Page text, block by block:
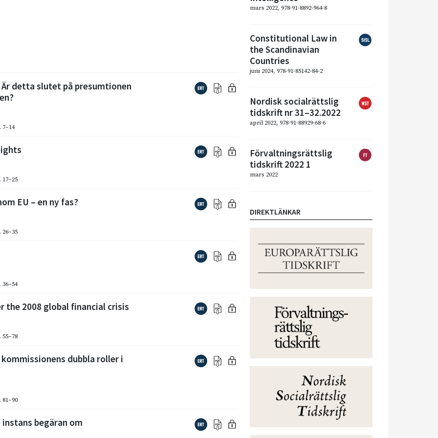
detta slutet på presumtionen
7–14
17–25
EU – en ny fas?
26–35
36–54
the 2008 global financial crisis
55–78
dubbla roller i
81–90
begäran om
mars 2022, 978-91-8892-964-8
Constitutional Law in
the Scandinavian
Countries
juni 2024, 978-91-85142-84-2
Nordisk socialrättslig
tidskrift nr 31–32.2022
april 2022, 978-91-88929-68-6
Förvaltningsrättslig
tidskrift 2022 1
mars 2022
DIREKTLÄNKAR